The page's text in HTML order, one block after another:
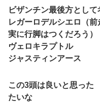
ビザンチン最後方とし
レガーロデルシエロ（
実に行脚はつくだろう）
ヴェロキラプトル
ジャスティンアース
この3頭は良いと思っ
たいな